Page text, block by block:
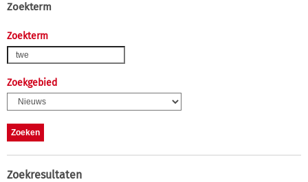
Zoekterm
Zoekterm
Zoekgebied
Zoekresultaten